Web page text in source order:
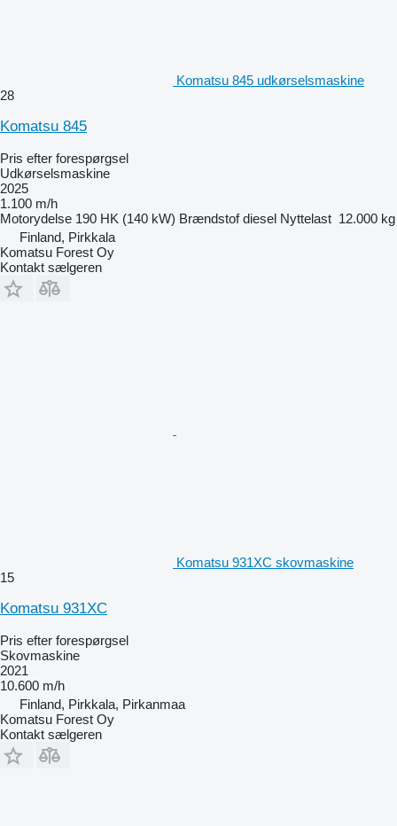
Komatsu 845 udkørselsmaskine
28
Komatsu 845
Pris efter forespørgsel
Udkørselsmaskine
2025
1.100 m/h
Motorydelse 190 HK (140 kW) Brændstof diesel Nyttelast 12.000 kg
Finland, Pirkkala
Komatsu Forest Oy
Kontakt sælgeren
Komatsu 931XC skovmaskine
15
Komatsu 931XC
Pris efter forespørgsel
Skovmaskine
2021
10.600 m/h
Finland, Pirkkala, Pirkanmaa
Komatsu Forest Oy
Kontakt sælgeren